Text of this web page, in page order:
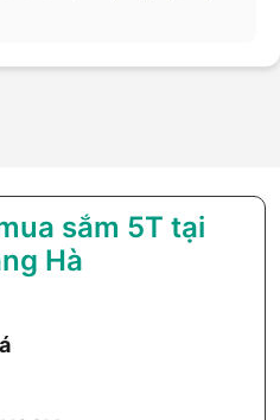
sắm 5T tại
Hà